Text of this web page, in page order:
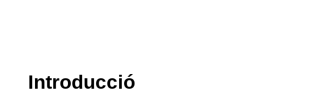
Introducció